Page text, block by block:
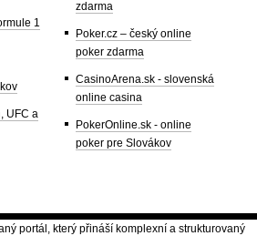
1
UFC a
zdarma
Poker.cz – český online
poker zdarma
CasinoArena.sk - slovenská
online casina
PokerOnline.sk - online
poker pre Slovákov
portál, který přináší komplexní a strukturovaný